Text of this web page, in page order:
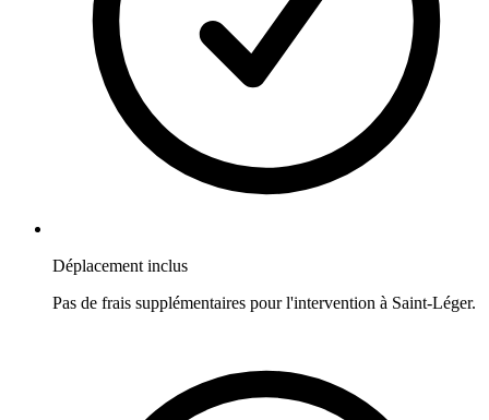
Déplacement inclus
Pas de frais supplémentaires pour l'intervention à Saint-Léger.